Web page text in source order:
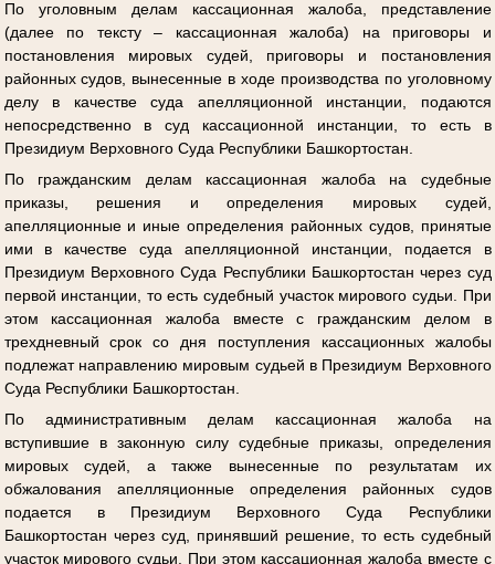
По уголовным делам кассационная жалоба, представление
(далее по тексту – кассационная жалоба) на приговоры и
постановления мировых судей, приговоры и постановления
районных судов, вынесенные в ходе производства по уголовному
делу в качестве суда апелляционной инстанции, подаются
непосредственно в суд кассационной инстанции, то есть в
Президиум Верховного Суда Республики Башкортостан.
По гражданским делам кассационная жалоба на судебные
приказы, решения и определения мировых судей,
апелляционные и иные определения районных судов, принятые
ими в качестве суда апелляционной инстанции, подается в
Президиум Верховного Суда Республики Башкортостан через суд
первой инстанции, то есть судебный участок мирового судьи. При
этом кассационная жалоба вместе с гражданским делом в
трехдневный срок со дня поступления кассационных жалобы
подлежат направлению мировым судьей в Президиум Верховного
Суда Республики Башкортостан.
По административным делам кассационная жалоба на
вступившие в законную силу судебные приказы, определения
мировых судей, а также вынесенные по результатам их
обжалования апелляционные определения районных судов
подается в Президиум Верховного Суда Республики
Башкортостан через суд, принявший решение, то есть судебный
участок мирового судьи. При этом кассационная жалоба вместе с